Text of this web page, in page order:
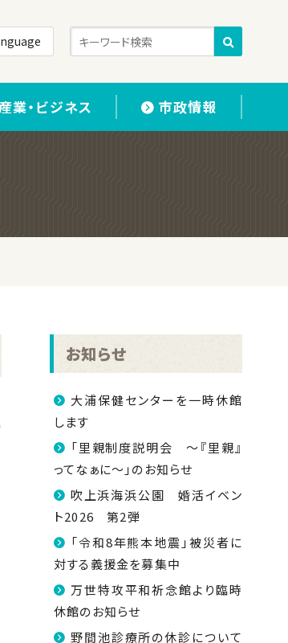
産業・ビジネス 市政情報
お知らせ
大浦保健センターを一時休館
します
「里親制度説明会 ～『里親』
ってなぁに～」のお知らせ
吹上浜海浜公園 婚活イベン
ト2026 第2弾
「令和8年熊本地震」被災者に
対する義援金を募集中
万世特攻平和祈念館より臨時
休館のお知らせ
野間池診療所の休診について